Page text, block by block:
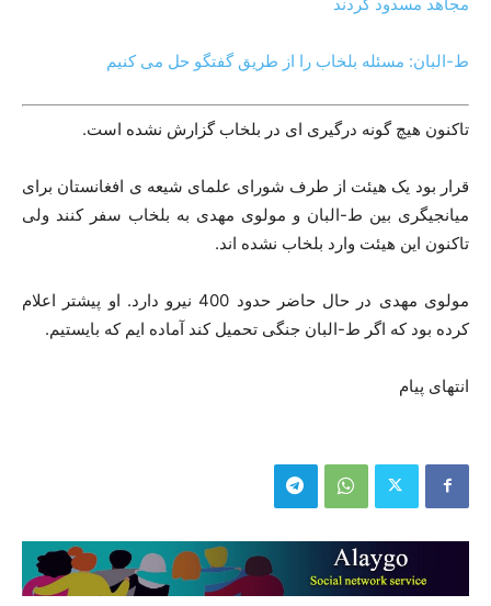
ط-البان: مسئله بلخاب را از طریق گفتگو حل می کنیم
تاکنون هیچ گونه درگیری ای در بلخاب گزارش نشده است.
قرار بود یک هیئت از طرف شورای علمای شیعه ی افغانستان برای
میانجیگری بین ط-البان و مولوی مهدی به بلخاب سفر کنند ولی
تاکنون این هیئت وارد بلخاب نشده اند.
مولوی مهدی در حال حاضر حدود 400 نیرو دارد. او پیشتر اعلام
کرده بود که اگر ط-البان جنگی تحمیل کند آماده ایم که بایستیم.
انتهای پیام